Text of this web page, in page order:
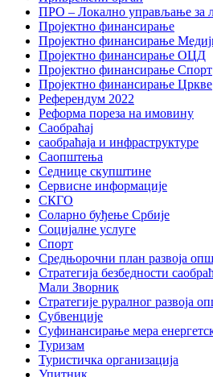
ПРО – Локално управљање за
Пројектно финансирање
Пројектно финансирање
Пројектно финансирање ОЦД
Пројектно финансирање Спорт
Пројектно финансирање Цркве
Референдум 2022
Реформа пореза на имовину
Саобраћај
саобраћаја и инфраструктуре
Саопштења
Седнице скупштине
Сервисне информације
СКГО
Соларно буђење Србије
Социјалне услуге
Спорт
Средњорочни план развоја
Стратегија безбедности
Мали Зворник
Стратегије руралног развоја
Субвенције
Суфинансирање мера
Туризам
Туристичка организација
Упитник